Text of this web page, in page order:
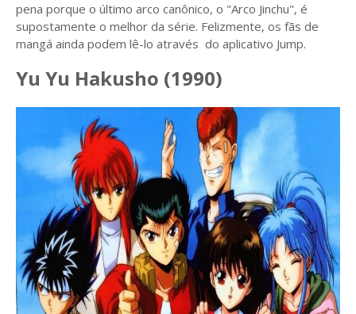
pena porque o último arco canônico, o "Arco Jinchu", é
supostamente o melhor da série. Felizmente, os fãs de
mangá ainda podem lê-lo através do aplicativo Jump.
Yu Yu Hakusho (1990)